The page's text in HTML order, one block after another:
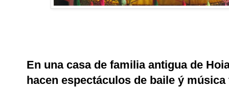
En una casa de familia antigua de
hacen espectáculos de baile ý